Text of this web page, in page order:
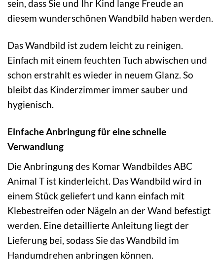
sein, dass Sie und Ihr Kind lange Freude an
diesem wunderschönen Wandbild haben werden.
Das Wandbild ist zudem leicht zu reinigen.
Einfach mit einem feuchten Tuch abwischen und
schon erstrahlt es wieder in neuem Glanz. So
bleibt das Kinderzimmer immer sauber und
hygienisch.
Einfache Anbringung für eine schnelle
Verwandlung
Die Anbringung des Komar Wandbildes ABC
Animal T ist kinderleicht. Das Wandbild wird in
einem Stück geliefert und kann einfach mit
Klebestreifen oder Nägeln an der Wand befestigt
werden. Eine detaillierte Anleitung liegt der
Lieferung bei, sodass Sie das Wandbild im
Handumdrehen anbringen können.